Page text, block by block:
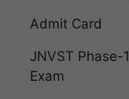
Admit Card
JNVST Phase-1
Exam